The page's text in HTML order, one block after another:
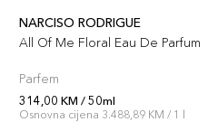
NARCISO RODRIGUE
All Of Me Floral Eau De Parfum
Parfem
314,00 KM / 50ml
Osnovna cijena 3.488,89 KM / 1 l